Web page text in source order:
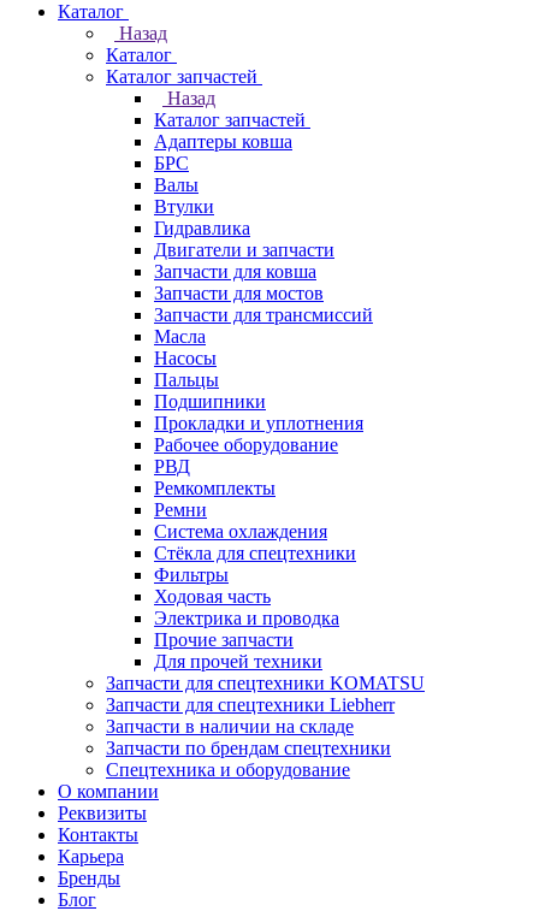
Каталог
Назад
Каталог
Каталог запчастей
Назад
Каталог запчастей
Адаптеры ковша
БРС
Валы
Втулки
Гидравлика
Двигатели и запчасти
Запчасти для ковша
Запчасти для мостов
Запчасти для трансмиссий
Масла
Насосы
Пальцы
Подшипники
Прокладки и уплотнения
Рабочее оборудование
РВД
Ремкомплекты
Ремни
Система охлаждения
Стёкла для спецтехники
Фильтры
Ходовая часть
Электрика и проводка
Прочие запчасти
Для прочей техники
Запчасти для спецтехники KOMATSU
Запчасти для спецтехники Liebherr
Запчасти в наличии на складе
Запчасти по брендам спецтехники
Спецтехника и оборудование
О компании
Реквизиты
Контакты
Карьера
Бренды
Блог